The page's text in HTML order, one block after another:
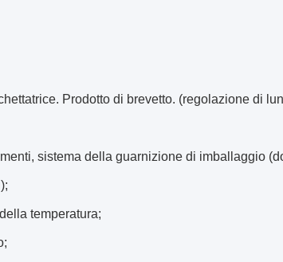
Prodotto di brevetto. (regolazione di
sistema della guarnizione di imballaggio
temperatura;